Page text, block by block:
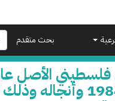
بحث متقدم
الأصل
- من مواليد السعودية